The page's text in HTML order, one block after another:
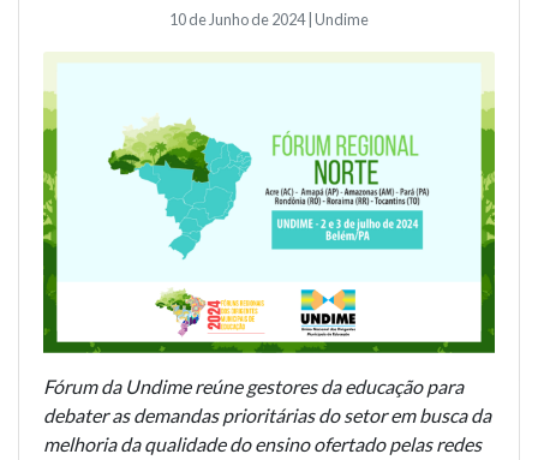
10 de Junho de 2024 | Undime
Fórum da Undime reúne gestores da educação para
debater as demandas prioritárias do setor em busca da
melhoria da qualidade do ensino ofertado pelas redes